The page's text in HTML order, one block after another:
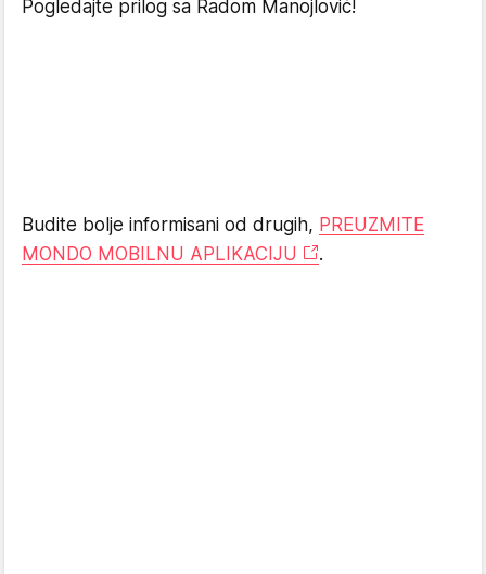
Pogledajte prilog sa Radom Manojlović!
Budite bolje informisani od drugih, PREUZMITE
MONDO MOBILNU APLIKACIJU
.